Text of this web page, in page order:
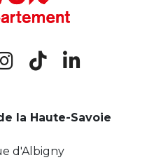
la Haute-Savoie
d'Albigny